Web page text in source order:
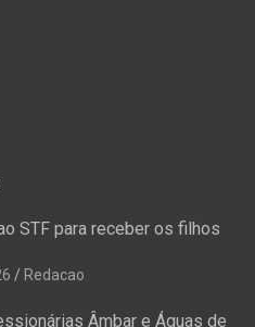
STF para receber os filhos
Redacao
Âmbar e Águas de